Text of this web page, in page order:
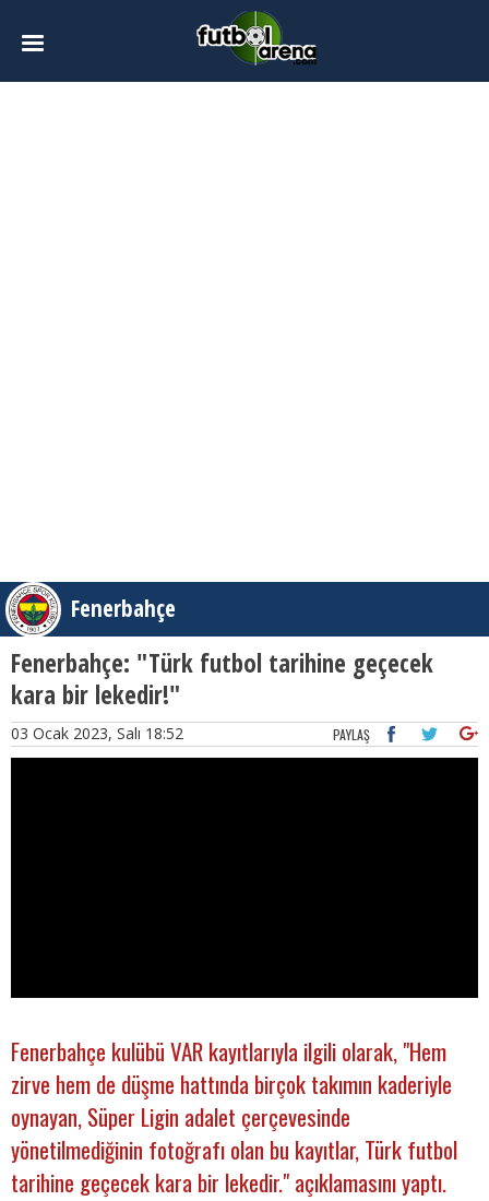
Fenerbahçe
Fenerbahçe: "Türk futbol tarihine geçecek
kara bir lekedir!"
03 Ocak 2023, Salı 18:52 PAYLAŞ
Fenerbahçe kulübü VAR kayıtlarıyla ilgili olarak, "Hem
zirve hem de düşme hattında birçok takımın kaderiyle
oynayan, Süper Ligin adalet çerçevesinde
yönetilmediğinin fotoğrafı olan bu kayıtlar, Türk futbol
tarihine geçecek kara bir lekedir." açıklamasını yaptı.